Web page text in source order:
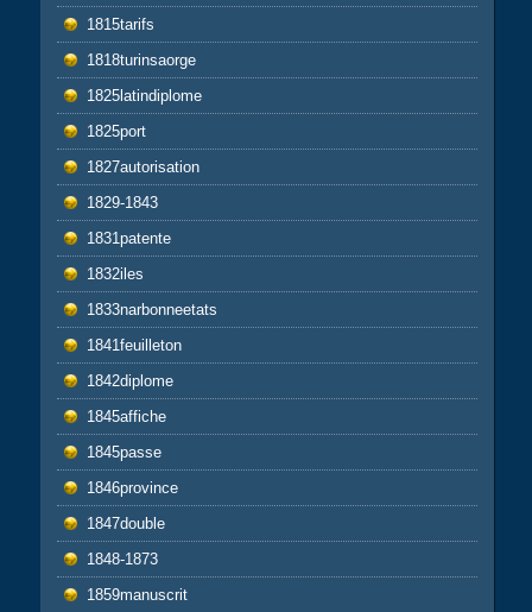
1815tarifs
1818turinsaorge
1825latindiplome
1825port
1827autorisation
1829-1843
1831patente
1832iles
1833narbonneetats
1841feuilleton
1842diplome
1845affiche
1845passe
1846province
1847double
1848-1873
1859manuscrit